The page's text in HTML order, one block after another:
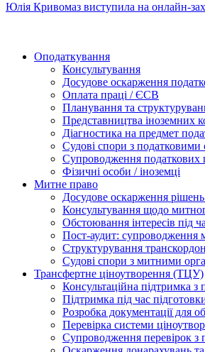
Юлія Кривомаз виступила на онлайн-
Оподаткування
Консультування
Досудове оскарження
Оплата праці / ЄСВ
Планування та
Представництва іноземних
Діагностика на предмет
Судові спори з податковими
Супроводження податкових
Фізичні особи / іноземці
Митне право
Досудове оскарження
Консультування щодо
Обстоювання інтересів під
Пост-аудит: супроводження
Структурування
Судові спори з митними
Трансфертне ціноутворення (ТЦУ)
Консультаційна підтримка
Підтримка під час
Розробка документації для
Перевірка системи
Супроводження перевірок з